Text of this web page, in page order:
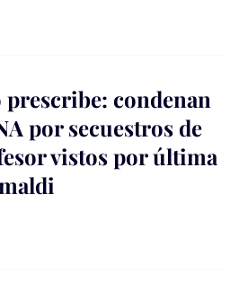
condenan
por secuestros de
vistos por última